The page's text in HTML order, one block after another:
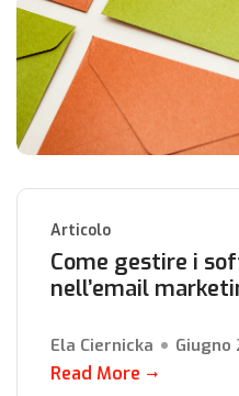
Articolo
Come gestire i
nell’email
Ela Ciernicka Giugno
Read More